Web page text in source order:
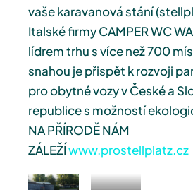
vaše karavanová stání
Italské firmy CAMPER WC
lídrem trhu s více než 700
snahou je přispět k rozvoji
pro obytné vozy v České a
republice s možností
NA PŘÍRODĚ NÁM
ZÁLEŽÍwww.prostellplatz.cz